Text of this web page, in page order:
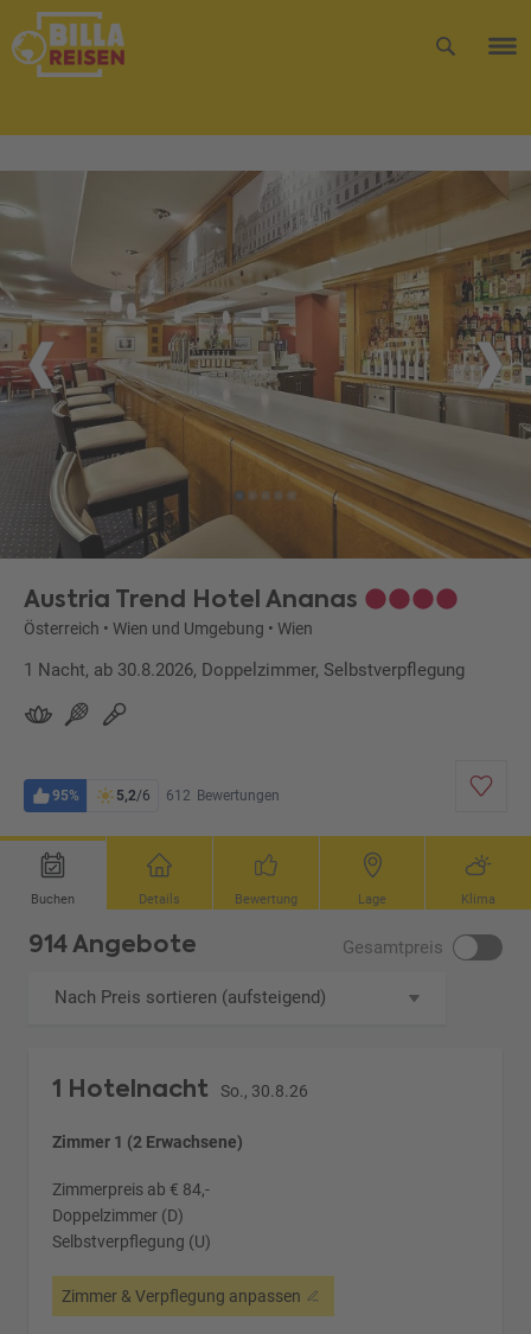
Austria Trend Hotel Ananas
Österreich • Wien und Umgebung • Wien
1 Nacht, ab 30.8.2026, Doppelzimmer, Selbstverpflegung
95% 5,2/6 612 Bewertungen
Buchen Details Bewertung Lage Klima
914 Angebote Gesamtpreis
Nach Preis sortieren (aufsteigend)
1 Hotelnacht So., 30.8.26
Zimmer 1 (2 Erwachsene)
Zimmerpreis ab € 84,-
Doppelzimmer (D)
Selbstverpflegung (U)
Zimmer & Verpflegung anpassen